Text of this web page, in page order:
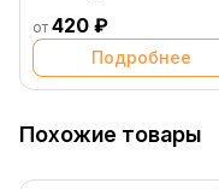
от 420 ₽
Подробнее
Похожие товары